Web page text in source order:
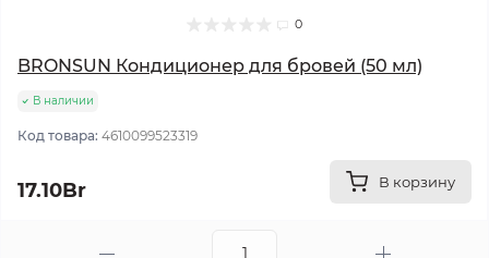
0
BRONSUN Кондиционер для бровей (50 мл)
В наличии
Код товара: 4610099523319
17.10Br В корзину